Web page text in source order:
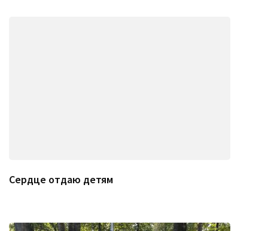
Сердце отдаю детям